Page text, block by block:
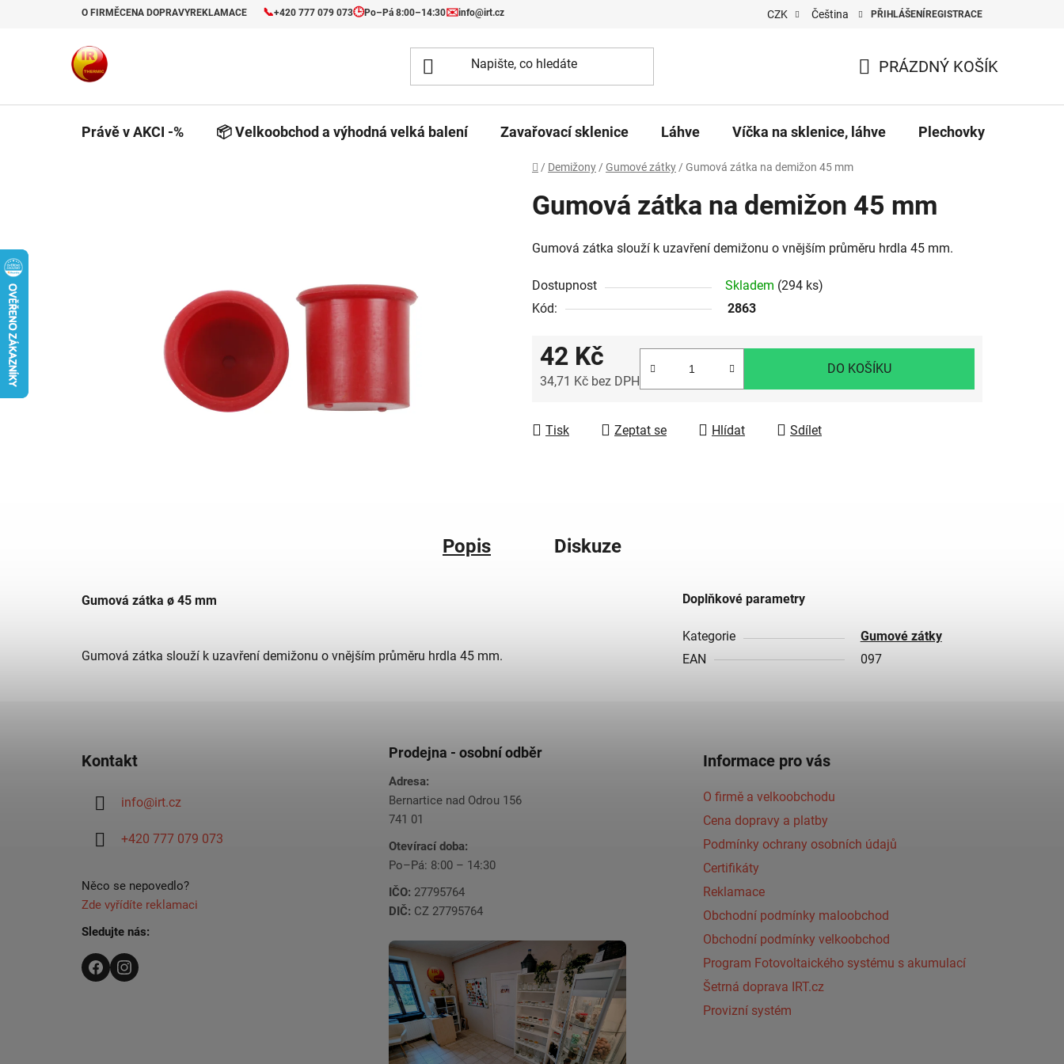
O FIRMĚCENA DOPRAVYREKLAMACE 📞+420 777 079 073🕒Po–Pá 8:00–14:30✉️info@irt.cz CZK Čeština PŘIHLÁŠENÍ REGISTRACE
KOŠÍK
PRÁZDNÝ KOŠÍK
Právě v AKCI -% 📦 Velkoobchod a výhodná velká balení Zavařovací sklenice Láhve Víčka na sklenice, láhve Plechovky
Domů
/ Demižony / Gumové zátky / Gumová zátka na demižon 45 mm
Gumová zátka na demižon 45 mm
Gumová zátka slouží k uzavření demižonu o vnějším průměru hrdla 45 mm.
Dostupnost Skladem (294 ks)
Kód:
2863
42 Kč
34,71 Kč bez DPH
DO KOŠÍKU
Tisk Zeptat se Hlídat Sdílet
Popis Diskuze
Gumová zátka ø 45 mm
Gumová zátka slouží k uzavření demižonu o vnějším průměru hrdla 45 mm.
Doplňkové parametry
Kategorie
Gumové zátky
EAN
097
Kontakt
info@irt.cz
+420 777 079 073
Něco se nepovedlo?
Zde vyřídíte reklamaci
Sledujte nás:
Prodejna - osobní odběr
Adresa:
Bernartice nad Odrou 156
741 01
Otevírací doba:
Po–Pá: 8:00 – 14:30
IČO: 27795764
DIČ: CZ 27795764
Informace pro vás
O firmě a velkoobchodu
Cena dopravy a platby
Podmínky ochrany osobních údajů
Certifikáty
Reklamace
Obchodní podmínky maloobchod
Obchodní podmínky velkoobchod
Program Fotovoltaického systému s akumulací
Šetrná doprava IRT.cz
Provizní systém